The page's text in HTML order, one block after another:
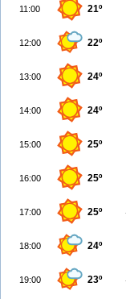
11:00 21º
12:00 22º
13:00 24º
14:00 24º
15:00 25º
16:00 25º
17:00 25º
18:00 24º
19:00 23º